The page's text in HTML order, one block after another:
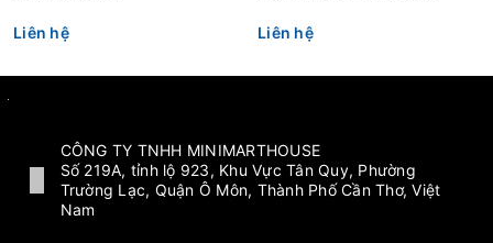
Liên hệ Liên hệ
CÔNG TY TNHH MINIMARTHOUSE
Số 219A, tỉnh lộ 923, Khu Vực Tân Quy, Phường
Trường Lạc, Quận Ô Môn, Thành Phố Cần Thơ, Việt
Nam